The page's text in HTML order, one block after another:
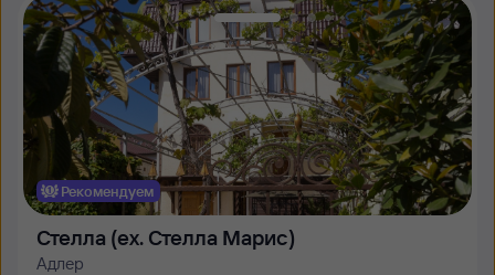
Рекомендуем
Стелла (ex. Стелла Марис)
Адлер